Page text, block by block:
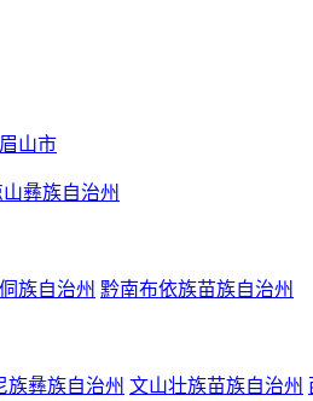
眉山市
山彝族自治州
族自治州 黔南布依族苗族自治州
族彝族自治州 文山壮族苗族自治州